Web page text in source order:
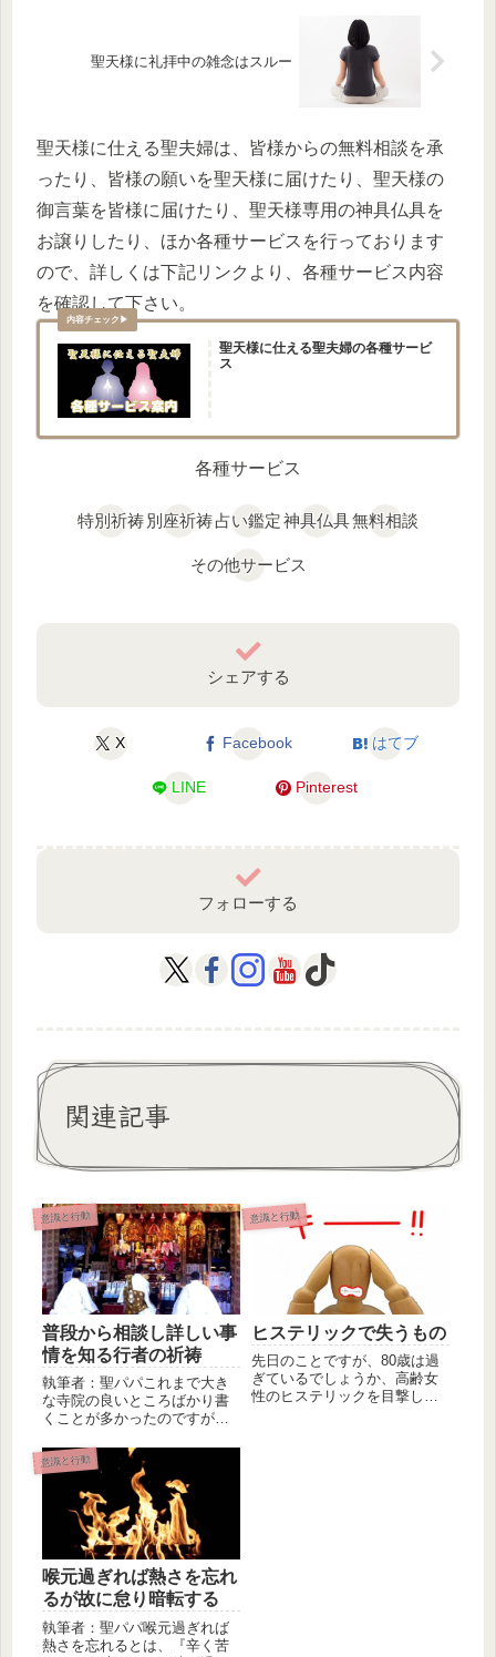
聖天様に礼拝中の雑念はスルー
聖天様に仕える聖夫婦は、皆様からの無料相談を承
ったり、皆様の願いを聖天様に届けたり、聖天様の
御言葉を皆様に届けたり、聖天様専用の神具仏具を
お譲りしたり、ほか各種サービスを行っております
ので、詳しくは下記リンクより、各種サービス内容
を確認して下さい。
聖天様に仕える聖夫婦の各種サービ
ス
各種サービス
特別祈祷別座祈祷占い鑑定神具仏具無料相談
その他サービス
シェアする
X Facebook はてブ
LINE Pinterest
フォローする
関連記事
意識と行動
普段から相談し詳しい事
情を知る行者の祈祷
執筆者：聖パパこれまで大き
な寺院の良いところばかり書
くことが多かったのですが、
ろにもス...
意識と行動
ヒステリックで失うもの
先日のことですが、80歳は過
ぎているでしょうか、高齢女
性のヒステリックを目撃しま
意識と行動
喉元過ぎれば熱さを忘れ
るが故に怠り暗転する
執筆者：聖パパ喉元過ぎれば
熱さを忘れるとは、『辛く苦